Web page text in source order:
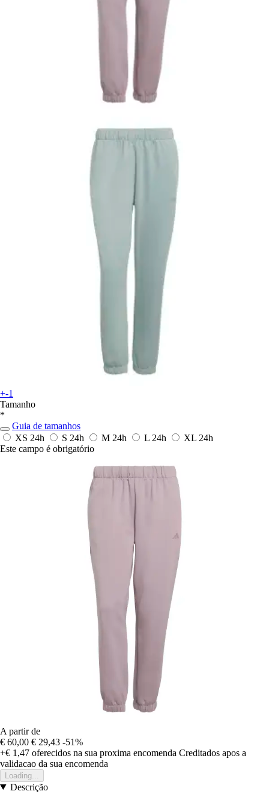
+-1
Tamanho
*
Guia de tamanhos
XS 24h S 24h M 24h L 24h XL 24h
Este campo é obrigatório
A partir de
€ 60,00 € 29,43 -51%
+€ 1,47 oferecidos na sua proxima encomenda Creditados apos a
validacao da sua encomenda
Loading...
Descrição